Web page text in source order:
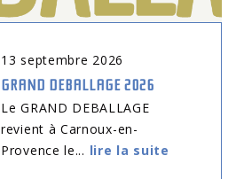
13 septembre 2026
GRAND DEBALLAGE 2026
Le GRAND DEBALLAGE
revient à Carnoux-en-
Provence le... lire la suite